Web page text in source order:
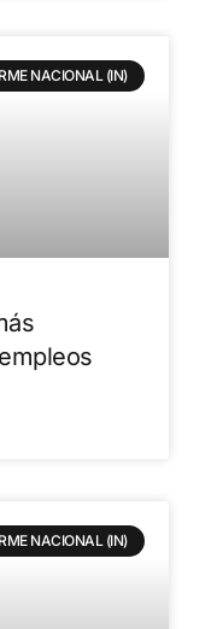
NACIONAL (IN)
NACIONAL (IN)